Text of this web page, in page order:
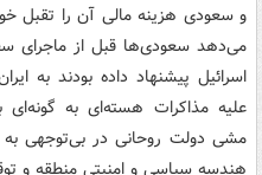
و سعودی هزینه مالی آن را تقبل
می‌دهد سعودی‌ها قبل از ماجرای
اسرائیل پیشنهاد داده بودند به
علیه مذاکرات هسته‌ای به گونه‌ای
مشی دولت روحانی در بی‌توجهی به
هندسه سیاسی و امنیتی منطقه و